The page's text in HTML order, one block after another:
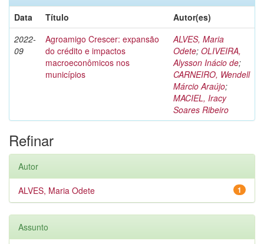
Data
Título
Autor(es)
2022-
09
Agroamigo Crescer: expansão
do crédito e impactos
macroeconômicos nos
municípios
ALVES, Maria
Odete; OLIVEIRA,
Alysson Inácio de;
CARNEIRO, Wendell
Márcio Araújo;
MACIEL, Iracy
Soares Ribeiro
Refinar
Autor
1
ALVES, Maria Odete
Assunto